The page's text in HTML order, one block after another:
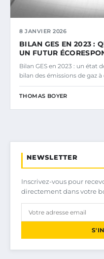
8 JANVIER 2026
BILAN GES EN 2023 :
UN FUTUR
Bilan GES en 2023 : un état
bilan des émissions de gaz à
THOMAS BOYER
NEWSLETTER
Inscrivez-vous pour
directement dans votre